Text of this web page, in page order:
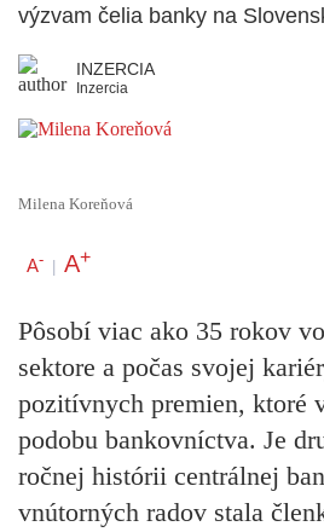
výzvam čelia banky na
INZERCIA
Inzercia
Milena Koreňová
A- | A+
Pôsobí viac ako 35 rokov
sektore a počas svojej
pozitívnych premien, ktoré
podobu bankovníctva. Je
ročnej histórii centrálnej
vnútorných radov stala